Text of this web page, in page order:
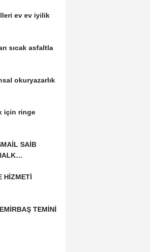
ev ev iyilik
sıcak asfaltla
okuryazarlık
için ringe
SAİB
HİZMETİ
TEMİNİ